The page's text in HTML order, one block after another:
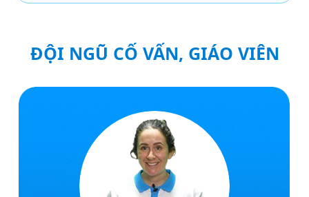
ĐỘI NGŨ CỐ VẤN, GIÁO VIÊN